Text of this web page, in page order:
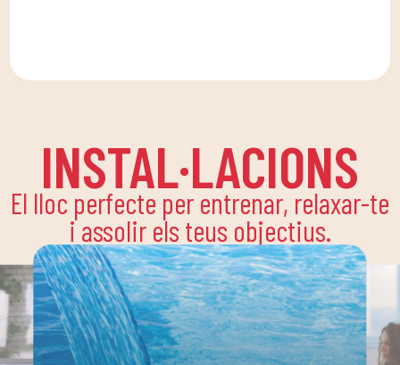
INSTAL·LACIONS
El lloc perfecte per entrenar, relaxar-te
i assolir els teus objectius.